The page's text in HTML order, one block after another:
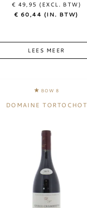
€ 49,95 (EXCL. BTW)
€ 60,44 (IN. BTW)
LEES MEER
BOW 8
DOMAINE TORTOCHOT